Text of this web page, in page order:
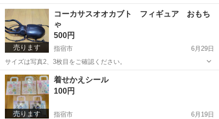
線、電車、うほうほゴリくん、恐竜、スーパーボール、AIモンスター
キーホルダー、ロケット、飛行機など 子供が遊んでいたものなので、
傷や部品が取れて無いものなどあります。
鹿児島 指宿市 おもちゃ モンスター
売ります
コーカサスオオカブト フィギュア おもち
ゃ
500円
指宿市
6月29日
サイズは写真2、3枚目をご確認ください。
鹿児島 指宿市 フィギュア
売ります
着せかえシール
100円
指宿市
6月19日